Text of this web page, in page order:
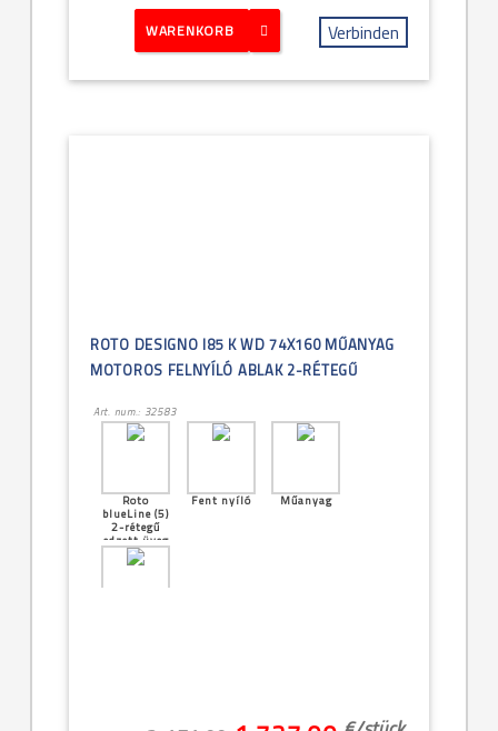
WARENKORB Verbinden
ROTO DESIGNO I85 K WD 74X160 MŰANYAG
MOTOROS FELNYÍLÓ ABLAK 2-RÉTEGŰ
Art. num.: 32583
Roto
blueLine (5)
2-rétegű
edzett üveg
Fent nyíló Műanyag